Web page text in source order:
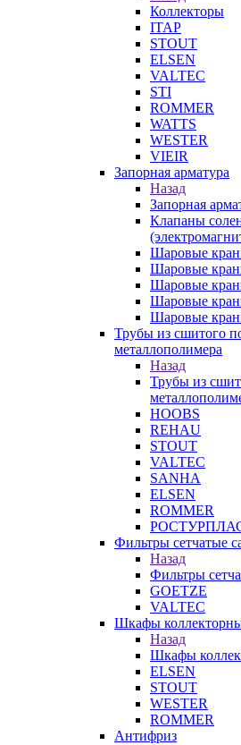
Коллекторы
ITAP
STOUT
ELSEN
VALTEC
STI
ROMMER
WATTS
WESTER
VIEIR
Запорная арматура
Назад
Запорная
Клапаны
Шаровые
Шаровые
Шаровые
Шаровые
Шаровые
Трубы из сшитого
металлополимера
Назад
Трубы из
HOOBS
REHAU
STOUT
VALTEC
SANHA
ELSEN
ROMMER
Фильтры сетчатые
Назад
Фильтры
GOETZE
VALTEC
Шкафы
Назад
Шкафы
ELSEN
STOUT
WESTER
ROMMER
Антифриз